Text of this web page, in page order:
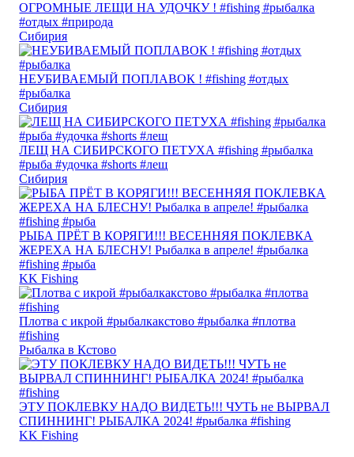
ОГРОМНЫЕ ЛЕЩИ НА УДОЧКУ ! #fishing #рыбалка
#отдых #природа
Сибирия
НЕУБИВАЕМЫЙ ПОПЛАВОК ! #fishing #отдых
#рыбалка
Сибирия
ЛЕЩ НА СИБИРСКОГО ПЕТУХА #fishing #рыбалка
#рыба #удочка #shorts #лещ
Сибирия
РЫБА ПРЁТ В КОРЯГИ!!! ВЕСЕННЯЯ ПОКЛЕВКА
ЖЕРЕХА НА БЛЕСНУ! Рыбалка в апреле! #рыбалка
#fishing #рыба
KK Fishing
Плотва с икрой #рыбалкакстово #рыбалка #плотва
#fishing
Рыбалка в Кстово
ЭТУ ПОКЛЕВКУ НАДО ВИДЕТЬ!!! ЧУТЬ не ВЫРВАЛ
СПИННИНГ! РЫБАЛКА 2024! #рыбалка #fishing
KK Fishing